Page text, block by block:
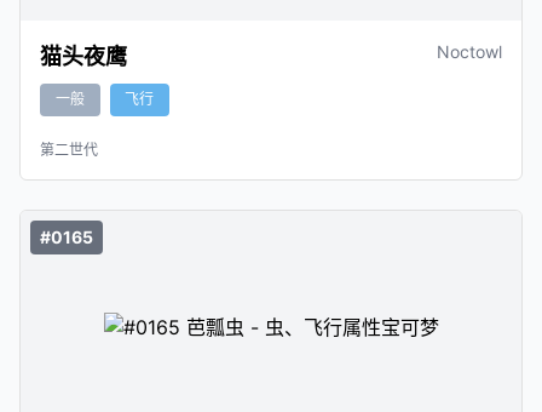
猫头夜鹰 Noctowl
一般 飞行
第二世代
#0165